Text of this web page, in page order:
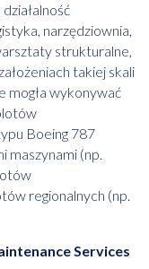
narzędziownia,
strukturalne,
takiej skali
mogła wykonywać
Boeing 787
maszynami (np.
regionalnych (np.
Services